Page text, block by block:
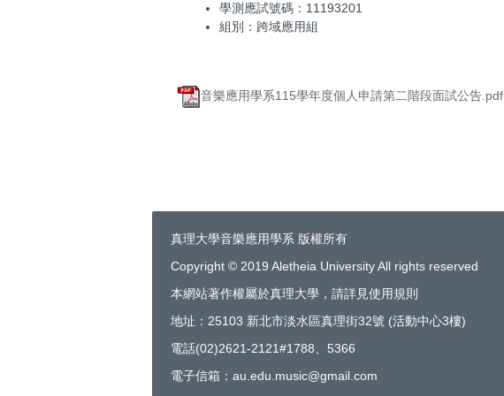
學測應試號碼：11193201
組別：跨域應用組
音樂應用學系115學年度個人申請第二階段面試公告.pdf
真理大學音樂應用學系 版權所有
Copyright © 2019 Aletheia University All rights reserved
本網站著作權屬於真理大學，請詳見使用規則
地址：25103 新北市淡水區真理街32號 (活動中心3樓)
電話(02)2621-2121#1788、5366
電子信箱：au.edu.music@gmail.com